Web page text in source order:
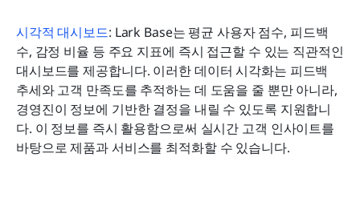
시각적 대시보드: Lark Base는 평균 사용자 점수, 피드백
수, 감정 비율 등 주요 지표에 즉시 접근할 수 있는 직관적인
대시보드를 제공합니다. 이러한 데이터 시각화는 피드백
추세와 고객 만족도를 추적하는 데 도움을 줄 뿐만 아니라,
경영진이 정보에 기반한 결정을 내릴 수 있도록 지원합니
다. 이 정보를 즉시 활용함으로써 실시간 고객 인사이트를
바탕으로 제품과 서비스를 최적화할 수 있습니다.